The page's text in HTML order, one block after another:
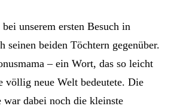
unserem ersten Besuch in
seinen beiden Töchtern gegenüber.
– ein Wort, das so leicht
völlig neue Welt bedeutete. Die
war dabei noch die kleinste